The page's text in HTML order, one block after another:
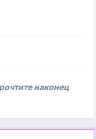
наконец